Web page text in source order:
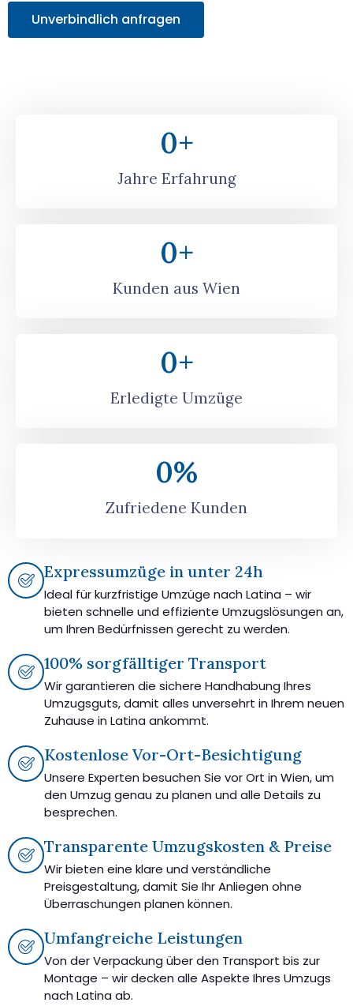
Unverbindlich anfragen
Jahre Erfahrung
0+
Kunden aus Wien
0+
Erledigte Umzüge
0+
Zufriedene Kunden
0%
Expressumzüge in unter 24h
Ideal für kurzfristige Umzüge nach Latina – wir
bieten schnelle und effiziente Umzugslösungen an,
um Ihren Bedürfnissen gerecht zu werden.
100% sorgfälltiger Transport
Wir garantieren die sichere Handhabung Ihres
Umzugsguts, damit alles unversehrt in Ihrem neuen
Zuhause in Latina ankommt.
Kostenlose Vor-Ort-Besichtigung
Unsere Experten besuchen Sie vor Ort in Wien, um
den Umzug genau zu planen und alle Details zu
besprechen.
Transparente Umzugskosten & Preise
Wir bieten eine klare und verständliche
Preisgestaltung, damit Sie Ihr Anliegen ohne
Überraschungen planen können.
Umfangreiche Leistungen
Von der Verpackung über den Transport bis zur
Montage – wir decken alle Aspekte Ihres Umzugs
nach Latina ab.